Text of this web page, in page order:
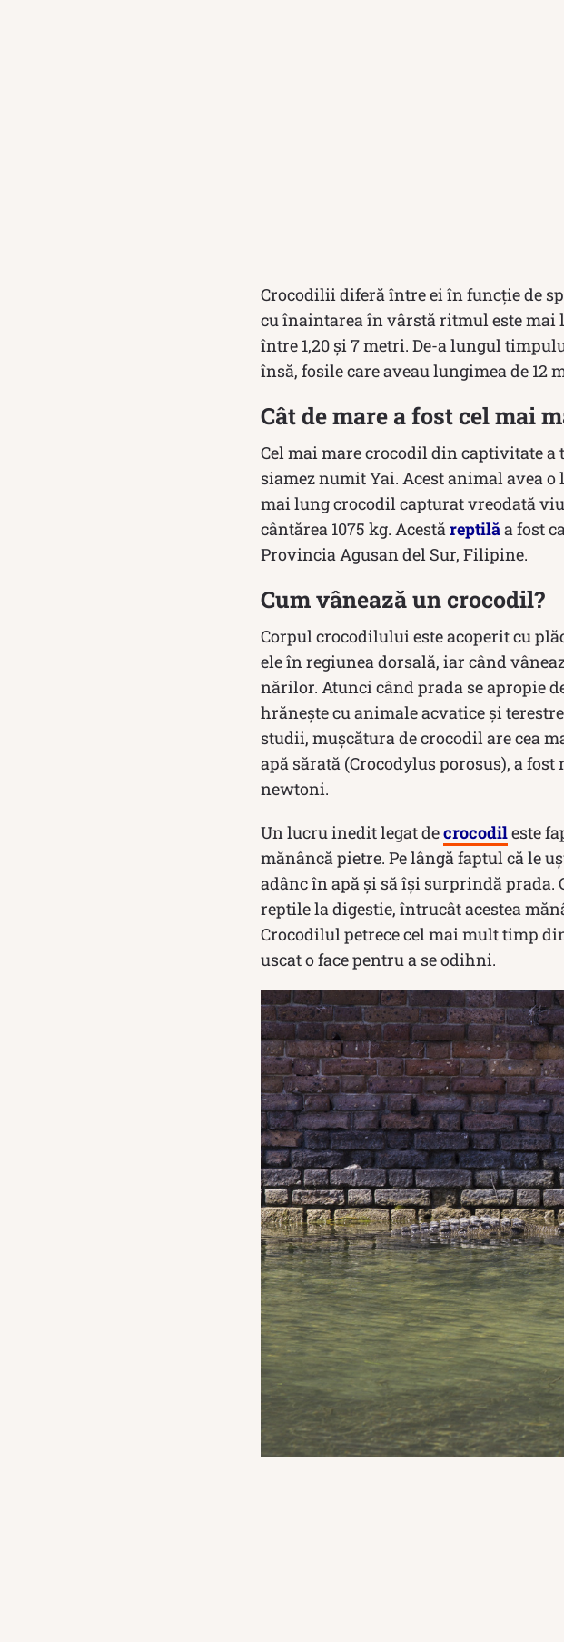
Crocodilii diferă între ei în funcție de
cu înaintarea în vârstă ritmul este mai
între 1,20 și 7 metri. De-a lungul
însă, fosile care aveau lungimea de 12
Cât de mare a fost cel mai
Cel mai mare crocodil din captivitate
siamez numit Yai. Acest animal avea o
mai lung crocodil capturat vreodată
cântărea 1075 kg. Acestăreptilăa fost
Provincia Agusan del Sur, Filipine.
Cum vânează un crocodil?
Corpul crocodilului este acoperit cu
ele în regiunea dorsală, iar când
nărilor. Atunci când prada se apropie
hrănește cu animale acvatice și
studii, mușcătura de crocodil are cea
apă sărată (Crocodylus porosus), a
newtoni.
Un lucru inedit legat decrocodileste
mănâncă pietre. Pe lângă faptul că le
adânc în apă și să își surprindă prada.
reptile la digestie, întrucât acestea
Crocodilul petrece cel mai mult timp
uscat o face pentru a se odihni.